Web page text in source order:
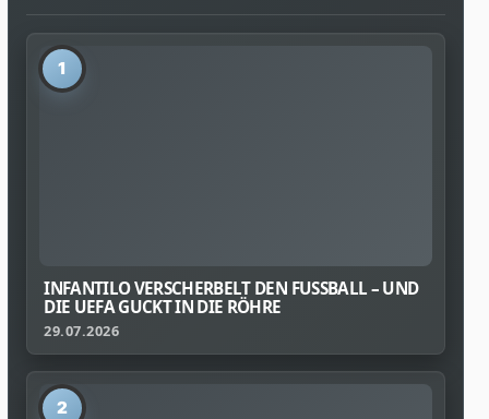
1
INFANTILO VERSCHERBELT DEN FUSSBALL – UND D
IE UEFA GUCKT IN DIE RÖHRE
29.07.2026
2